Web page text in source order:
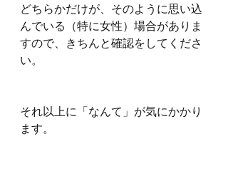
どちらかだけが、そのように思い込
んでいる（特に女性）場合がありま
すので、きちんと確認をしてくださ
い。
それ以上に「なんて」が気にかかり
ます。